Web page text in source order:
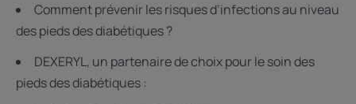
Comment prévenir les risques d’infections au niveau
des pieds des diabétiques ?
DEXERYL, un partenaire de choix pour le soin des
pieds des diabétiques :